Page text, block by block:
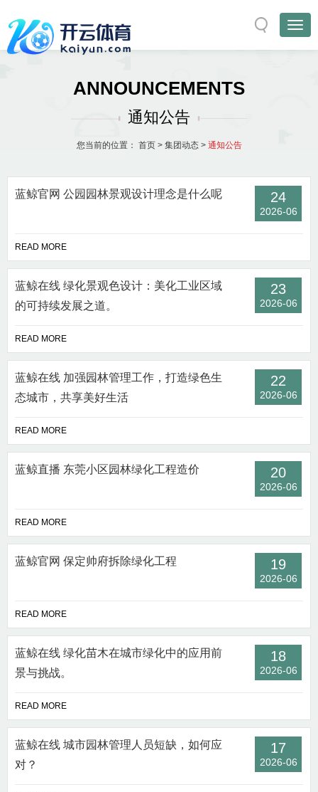
ANNOUNCEMENTS
通知公告
您当前的位置： 首页> 集团动态> 通知公告
蓝鲸官网 公园园林景观设计理念是什么呢 24
2026-06
READ MORE
蓝鲸在线 绿化景观色设计：美化工业区域
的可持续发展之道。
23
2026-06
READ MORE
蓝鲸在线 加强园林管理工作，打造绿色生
态城市，共享美好生活
22
2026-06
READ MORE
蓝鲸直播 东莞小区园林绿化工程造价 20
2026-06
READ MORE
蓝鲸官网 保定帅府拆除绿化工程 19
2026-06
READ MORE
蓝鲸在线 绿化苗木在城市绿化中的应用前
景与挑战。
18
2026-06
READ MORE
蓝鲸在线 城市园林管理人员短缺，如何应
对？
17
2026-06